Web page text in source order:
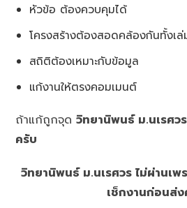
หัวข้อ ต้องควบคุมได้
โครงสร้างต้องสอดคล้องกันทั้งเล่
สถิติต้องเหมาะกับข้อมูล
แก้งานให้ตรงคอมเมนต์
ถ้าแก้ถูกจุดวิทยานิพนธ์ ม.นเรศว
ครับ
วิทยานิพนธ์ ม.นเรศวร ไม่ผ่านเพ
เช็กงานก่อนส่